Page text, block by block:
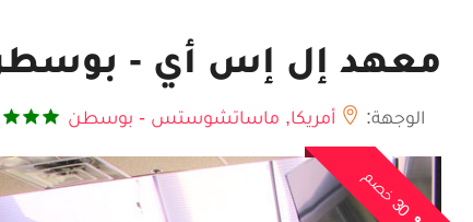
معهد إل إس أي -
الوجهة: أمريكا, ماساتشوستس - بوسطن
3
0
خ
ص
م